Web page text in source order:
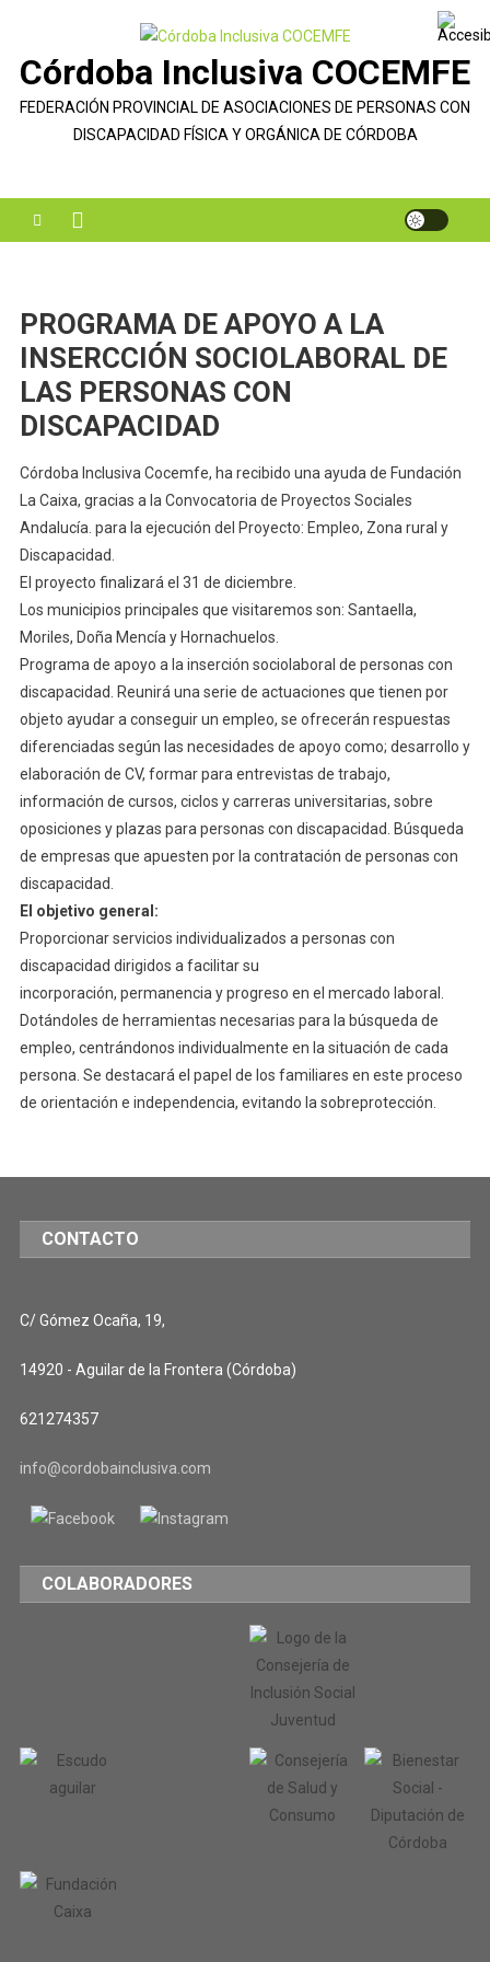
contenido
Córdoba Inclusiva COCEMFE
FEDERACIÓN PROVINCIAL DE ASOCIACIONES DE PERSONAS CON
DISCAPACIDAD FÍSICA Y ORGÁNICA DE CÓRDOBA
PROGRAMA DE APOYO A LA
INSERCCIÓN SOCIOLABORAL DE
LAS PERSONAS CON
DISCAPACIDAD
Córdoba Inclusiva Cocemfe, ha recibido una ayuda de Fundación
La Caixa, gracias a la Convocatoria de Proyectos Sociales
Andalucía. para la ejecución del Proyecto: Empleo, Zona rural y
Discapacidad.
El proyecto finalizará el 31 de diciembre.
Los municipios principales que visitaremos son: Santaella,
Moriles, Doña Mencía y Hornachuelos.
Programa de apoyo a la inserción sociolaboral de personas con
discapacidad. Reunirá una serie de actuaciones que tienen por
objeto ayudar a conseguir un empleo, se ofrecerán respuestas
diferenciadas según las necesidades de apoyo como; desarrollo y
elaboración de CV, formar para entrevistas de trabajo,
información de cursos, ciclos y carreras universitarias, sobre
oposiciones y plazas para personas con discapacidad. Búsqueda
de empresas que apuesten por la contratación de personas con
discapacidad.
El objetivo general:
Proporcionar servicios individualizados a personas con
discapacidad dirigidos a facilitar su
incorporación, permanencia y progreso en el mercado laboral.
Dotándoles de herramientas necesarias para la búsqueda de
empleo, centrándonos individualmente en la situación de cada
persona. Se destacará el papel de los familiares en este proceso
de orientación e independencia, evitando la sobreprotección.
CONTACTO
C/ Gómez Ocaña, 19,
14920 - Aguilar de la Frontera (Córdoba)
621274357
info@cordobainclusiva.com
COLABORADORES